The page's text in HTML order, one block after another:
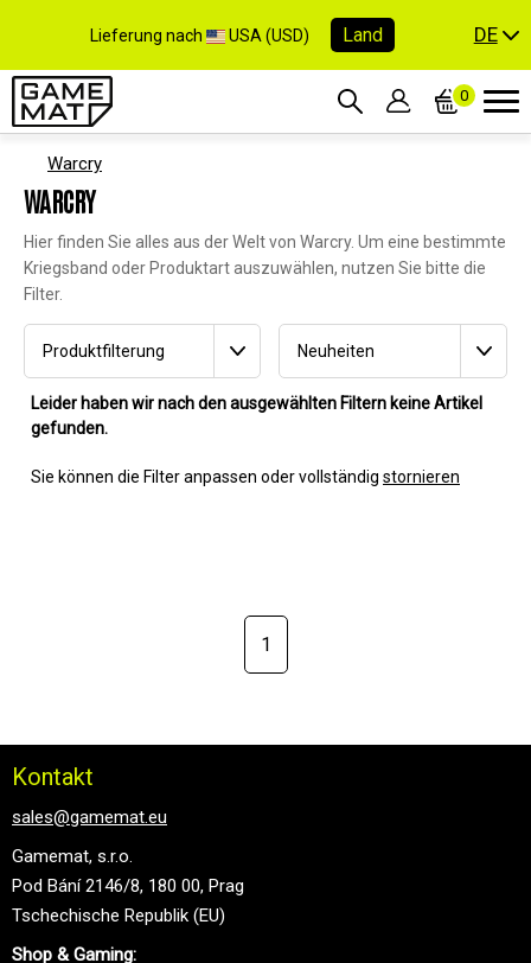
Lieferung nach USA (USD) Land DE
0
Warcry
WARCRY
Hier finden Sie alles aus der Welt von Warcry. Um eine bestimmte
Kriegsband oder Produktart auszuwählen, nutzen Sie bitte die
Filter.
Produktfilterung Neuheiten
Leider haben wir nach den ausgewählten Filtern keine Artikel
gefunden.
Sie können die Filter anpassen oder vollständig stornieren
1
Kontakt
sales@gamemat.eu
Gamemat, s.r.o.
Pod Bání 2146/8, 180 00, Prag
Tschechische Republik (EU)
Shop & Gaming: